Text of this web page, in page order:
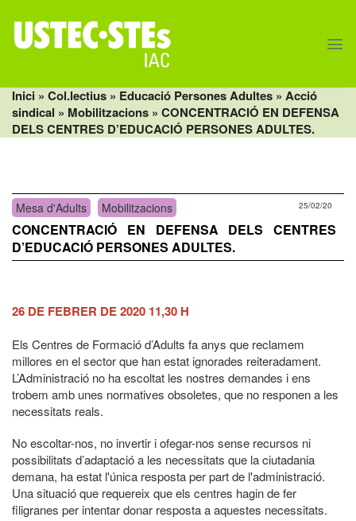
content
Inici » Col.lectius » Educació Persones Adultes » Acció
sindical » Mobilitzacions » CONCENTRACIÓ EN DEFENSA
DELS CENTRES D’EDUCACIÓ PERSONES ADULTES.
Mesa d'Adults Mobilitzacions 25/02/20
CONCENTRACIÓ EN DEFENSA DELS CENTRES
D’EDUCACIÓ PERSONES ADULTES.
26 DE FEBRER DE 2020 11,30 H
Els Centres de Formació d’Adults fa anys que reclamem
millores en el sector que han estat ignorades reiteradament.
L’Administració no ha escoltat les nostres demandes i ens
trobem amb unes normatives obsoletes, que no responen a les
necessitats reals.
No escoltar-nos, no invertir i ofegar-nos sense recursos ni
possibilitats d’adaptació a les necessitats que la ciutadania
demana, ha estat l'única resposta per part de l'administració.
Una situació que requereix que els centres hagin de fer
filigranes per intentar donar resposta a aquestes necessitats.